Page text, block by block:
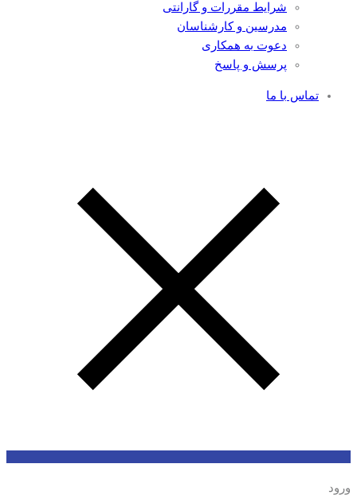
شرایط مقررات و گارانتی
مدرسین و کارشناسان
دعوت به همکاری
پرسش و پاسخ
تماس با ما
ورود